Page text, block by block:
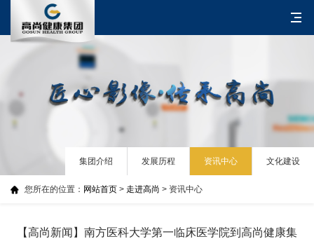
您所在的位置： 网站首页 > 走进高尚 > 资讯中心
集团介绍 发展历程 资讯中心 文化建设
【高尚新闻】南方医科大学第一临床医学院到高尚健康集